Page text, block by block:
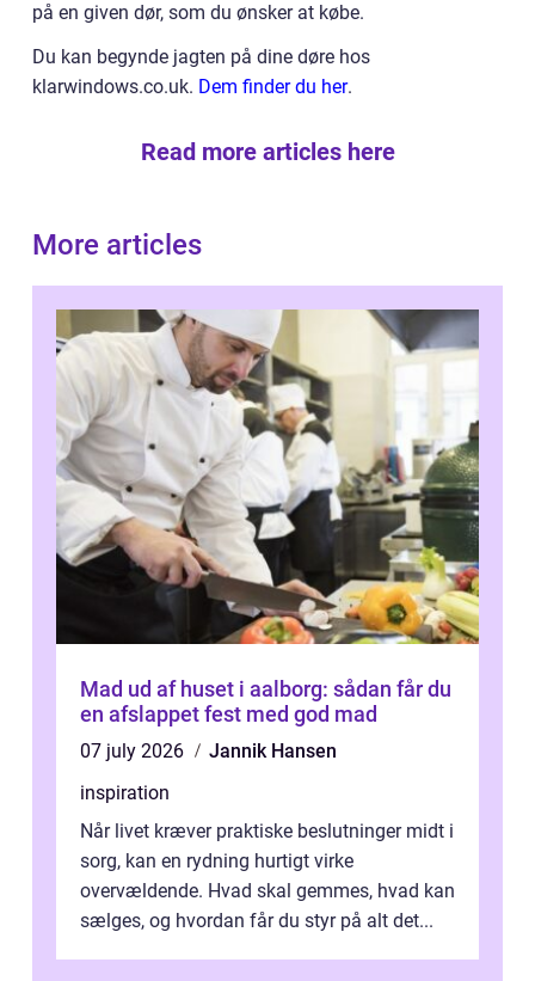
på en given dør, som du ønsker at købe.
Du kan begynde jagten på dine døre hos
klarwindows.co.uk. Dem finder du her.
Read more articles here
More articles
Mad ud af huset i aalborg: sådan får du
en afslappet fest med god mad
07 july 2026
Jannik Hansen
inspiration
Når livet kræver praktiske beslutninger midt i
sorg, kan en rydning hurtigt virke
overvældende. Hvad skal gemmes, hvad kan
sælges, og hvordan får du styr på alt det...